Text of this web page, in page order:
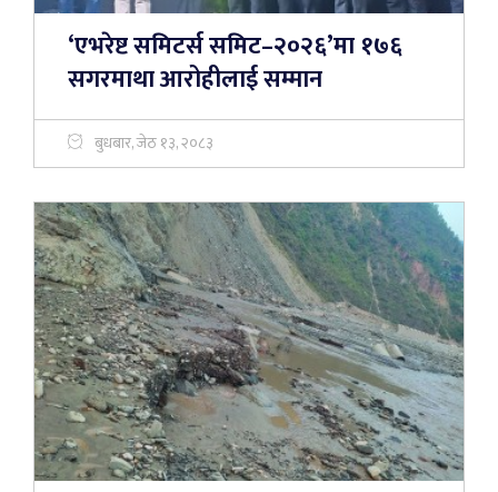
‘एभरेष्ट समिटर्स समिट–२०२६’मा १७६
सगरमाथा आरोहीलाई सम्मान
बुधबार, जेठ १३, २०८३